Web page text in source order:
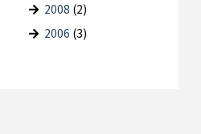
2008 (2)
2006 (3)